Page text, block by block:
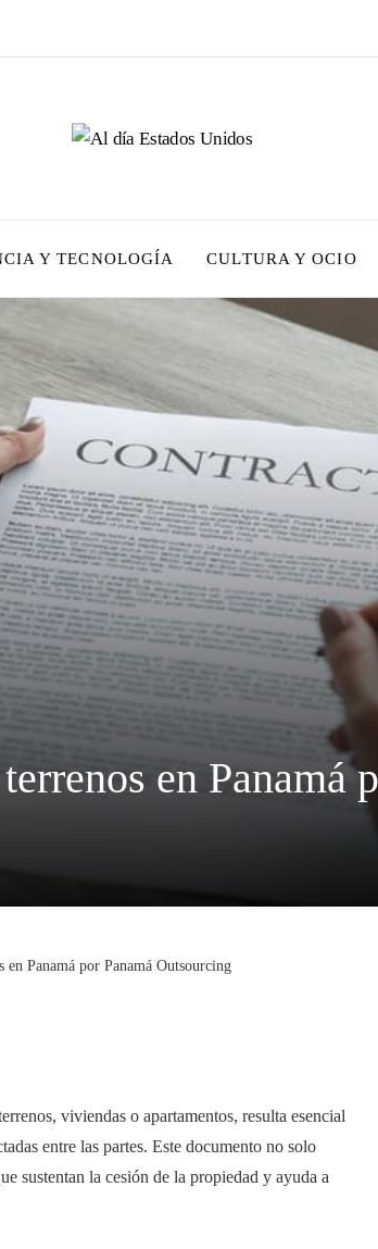
Y TECNOLOGÍA CULTURA Y OCIO
en Panamá
Panamá por Panamá Outsourcing
viviendas o apartamentos, resulta esencial
entre las partes. Este documento no solo
sustentan la cesión de la propiedad y ayuda a